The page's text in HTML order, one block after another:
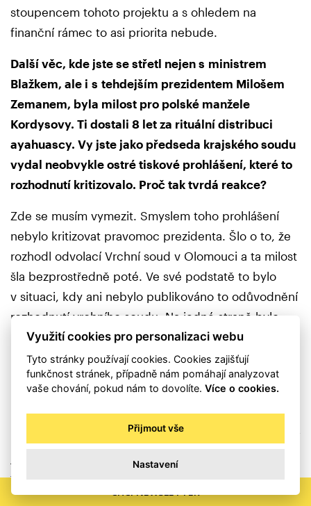
stoupencem tohoto projektu a s ohledem na
finanční rámec to asi priorita nebude.
Další věc, kde jste se střetl nejen s ministrem
Blažkem, ale i s tehdejším prezidentem Milošem
Zemanem, byla milost pro polské manžele
Kordysovy. Ti dostali 8 let za rituální distribuci
ayahuascy. Vy jste jako předseda krajského soudu
vydal neobvykle ostré tiskové prohlášení, které to
rozhodnutí kritizovalo. Proč tak tvrdá reakce?
Zde se musím vymezit. Smyslem toho prohlášení
nebylo kritizovat pravomoc prezidenta. Šlo o to, že
rozhodl odvolací Vrchní soud v Olomouci a ta milost
šla bezprostředně poté. Ve své podstatě to bylo
v situaci, kdy ani nebylo publikováno to odůvodnění
rozhodnutí vrchního soudu. Na jedné straně bylo
pravomocné odsuzující rozhodnutí, na druhé hned
milost. Chtěli jsme veřejnosti osvětlit tu situaci, jak je
možné, že jsou tito lidé omilostněni. V prohlášení byl
naprostý respekt k rozhodnutí pana prezidenta
udělit milost. To je jeho pravomoc, která absolutně
nebyla dotčena. Ale v druhém bodě šlo o poskytnutí
jasného náhledu na to, že se jednalo o prokázanou
trestnou činnost drogového charakteru, nikoliv
o nějaké nevinné vaření čaje.
Využití cookies pro personalizaci webu
Tyto stránky používají cookies. Cookies zajišťují
funkčnost stránek, případně nám pomáhají analyzovat
vaše chování, pokud nám to dovolíte.Více o cookies.
Přijmout vše
Nastavení
CHCI NEWSLETTER